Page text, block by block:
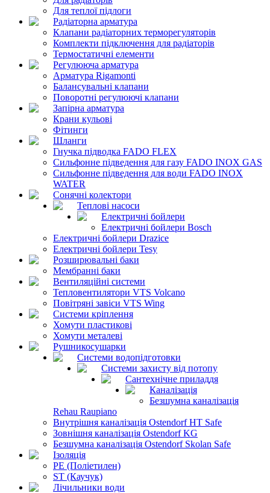
Для теплої підлоги
Радіаторна арматура
Клапани радіаторних терморегуляторів
Комплекти підключення для радіаторів
Термостатичні елементи
Регулююча арматура
Арматура Rigamonti
Балансувальні клапани
Поворотні регулюючі клапани
Запірна арматура
Крани кульові
Фітинги
Шланги
Гнучка підводка FADO FLEX
Сильфонне підведення для газу FADO INOX GAS
Сильфонне підведення для води FADO INOX
WATER
Сонячні колектори
Теплові насоси
Електричні бойлери
Електричні бойлери Bosch
Електричні бойлери Drazice
Електричні бойлери Tesy
Розширювальні баки
Мембранні баки
Вентиляційні системи
Тепловентилятори VTS Volcano
Повітряні завіси VTS Wing
Системи кріплення
Хомути пластикові
Хомути металеві
Рушникосушарки
Системи водопідготовки
Системи захисту від потопу
Сантехнічне приладдя
Каналізація
Безшумна каналізація
Rehau Raupiano
Внутрішня каналізація Ostendorf HT Safe
Зовнішня каналізація Ostendorf KG
Безшумна каналізація Ostendorf Skolan Safe
Ізоляція
PE (Поліетилен)
ST (Каучук)
Лічильники води